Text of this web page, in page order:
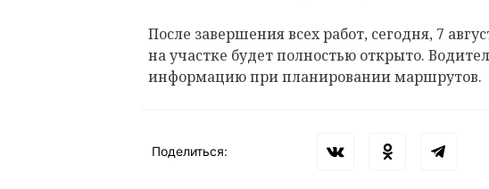
После завершения всех работ, сегодня, 7
на участке будет полностью открыто.
информацию при планировании маршрутов.
Поделиться: